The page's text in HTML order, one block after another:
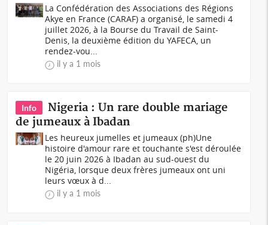
La Confédération des Associations des Régions
Akye en France (CARAF) a organisé, le samedi 4
juillet 2026, à la Bourse du Travail de Saint-
Denis, la deuxième édition du YAFECA, un
rendez-vou...
il y a 1 mois
Info
Nigeria : Un rare double mariage
de jumeaux à Ibadan
Les heureux jumelles et jumeaux (ph)Une
histoire d'amour rare et touchante s'est déroulée
le 20 juin 2026 à Ibadan au sud-ouest du
Nigéria, lorsque deux frères jumeaux ont uni
leurs vœux à d...
il y a 1 mois